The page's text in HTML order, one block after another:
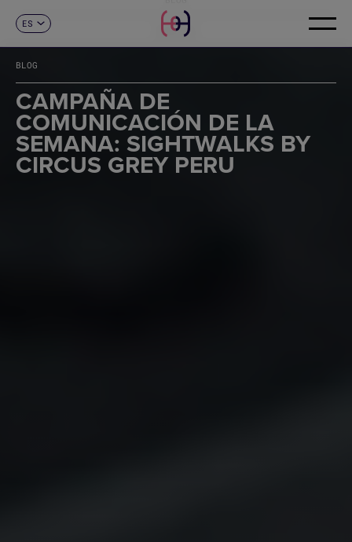
ES
FR
DE
IT
PT
CONTACTO
BLOG
CAMPAÑA DE
COMUNICACIÓN DE LA
SEMANA: SIGHTWALKS BY
CIRCUS GREY PERU